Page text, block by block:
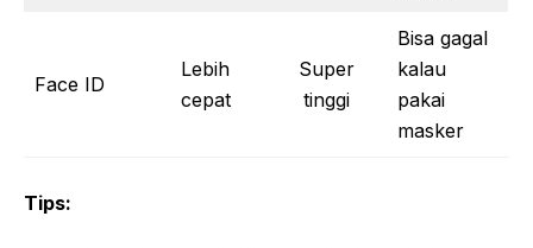
Face ID
Lebih
cepat
Super
tinggi
Bisa gagal
kalau
pakai
masker
Tips: